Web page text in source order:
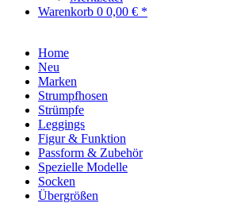
Warenkorb 0 0,00 € *
Home
Neu
Marken
Strumpfhosen
Strümpfe
Leggings
Figur & Funktion
Passform & Zubehör
Spezielle Modelle
Socken
Übergrößen